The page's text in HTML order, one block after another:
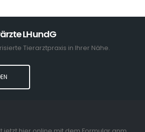
LHundG
Tierarztpraxis in Ihrer Nähe.